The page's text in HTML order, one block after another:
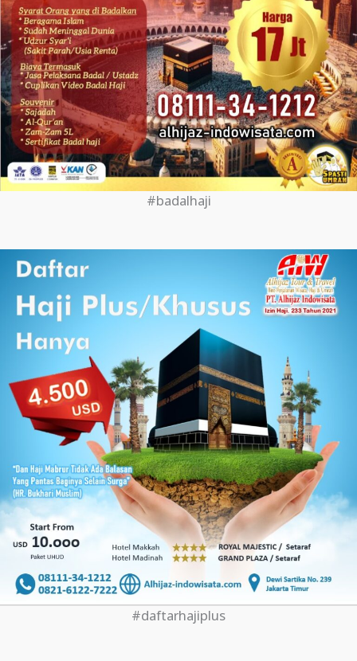
#badalhaji
#daftarhajiplus